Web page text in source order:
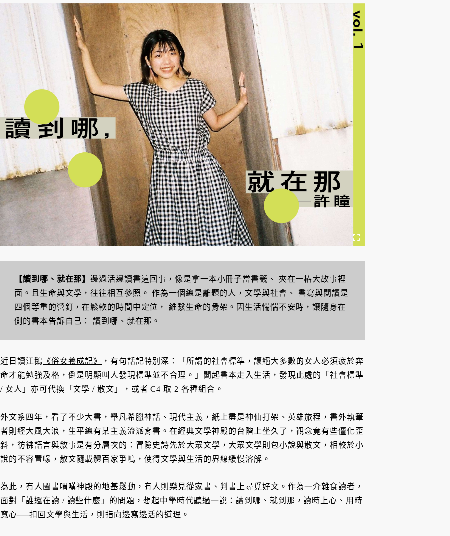
【讀到哪、就在那】 邊過活邊讀書這回事，像是拿一本小冊子當書籤、 夾在一樁大故事裡
面。且生命與文學，往往相互參照。 作為一個總是離題的人，文學與社會、 書寫與閱讀是
四個等重的營釘，在鬆軟的時間中定位， 維繫生命的骨架。因生活惴惴不安時，讓隨身在
側的書本告訴自己： 讀到哪、就在那。
近日讀江鵝 《俗女養成記》
，有句話記特別深：「所謂的社會標準，讓絕大多數的女人必須疲於奔
命才能勉強及格，倒是明顯叫人發現標準並不合理。」闔起書本走入生活，發現此處的「社會標準
/ 女人」亦可代換「文學 / 散文」，或者 C4 取 2 各種組合。
外文系四年，看了不少大書，舉凡希臘神話、現代主義，紙上盡是神仙打架、英雄旅程，書外執筆
者則經大風大浪，生平總有某主義流派背書。在經典文學神殿的台階上坐久了，觀念竟有些僵化歪
斜，彷彿語言與敘事是有分層次的：冒險史詩先於大眾文學，大眾文學則包小說與散文，相較於小
說的不容置喙，散文隨載體百家爭鳴，使得文學與生活的界線緩慢溶解。
為此，有人闔書喟嘆神殿的地基鬆動，有人則樂見從家書、判書上尋覓好文。作為一介雜食讀者，
面對「誰還在讀 / 讀些什麼」的問題，想起中學時代聽過一說：讀到哪、就到那，讀時上心、用時
寬心──扣回文學與生活，則指向邊寫邊活的道理。